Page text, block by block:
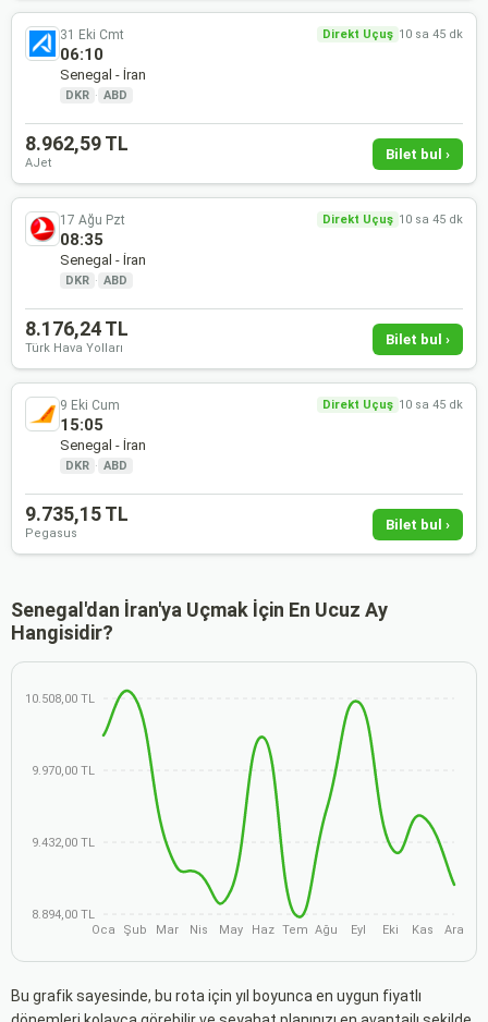
31 Eki Cmt Direkt Uçuş 10 sa 45 dk
06:10
Senegal - İran
DKR · ABD
8.962,59 TL
AJet
Bilet bul ›
17 Ağu Pzt Direkt Uçuş 10 sa 45 dk
08:35
Senegal - İran
DKR · ABD
8.176,24 TL
Türk Hava Yolları
Bilet bul ›
9 Eki Cum Direkt Uçuş 10 sa 45 dk
15:05
Senegal - İran
DKR · ABD
9.735,15 TL
Pegasus
Bilet bul ›
Senegal'dan İran'ya Uçmak İçin En Ucuz Ay
Hangisidir?
10.508,00 TL
9.970,00 TL
9.432,00 TL
8.894,00 TL
Oca
Şub Mar Nis May Haz Tem Ağu Eyl Eki Kas Ara
Bu grafik sayesinde, bu rota için yıl boyunca en uygun fiyatlı